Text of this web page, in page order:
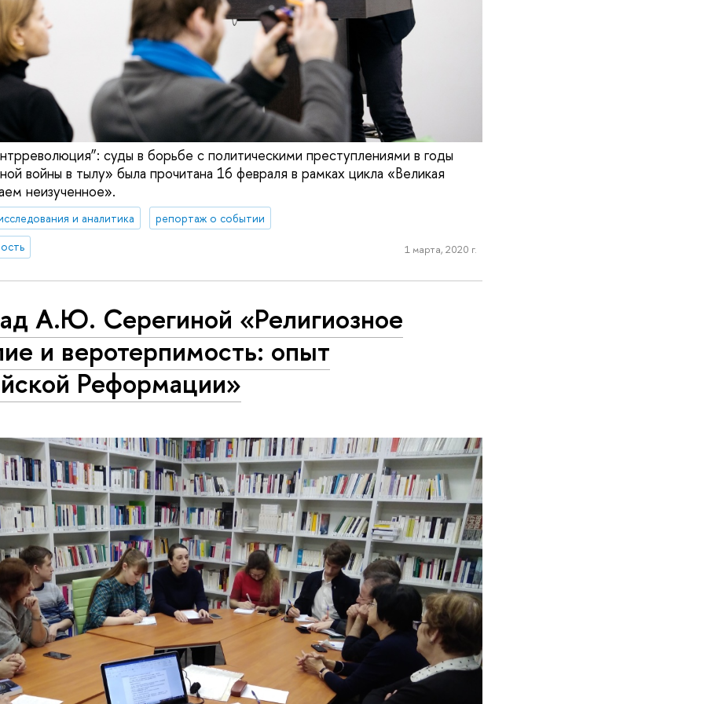
суды в борьбе с политическими преступлениями в годы
войны в тылу» была прочитана 16 февраля в рамках цикла «Великая
неизученное».
и аналитика
репортаж о событии
1 марта, 2020 г.
А.Ю. Серегиной «Религиозное
и ве­ро­тер­пи­мость: опыт
Реформации»